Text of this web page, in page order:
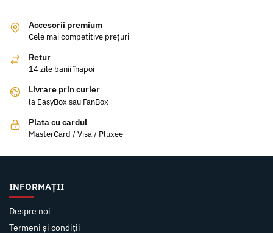
Accesorii premium
Cele mai competitive prețuri
Retur
14 zile banii înapoi
Livrare prin curier
la EasyBox sau FanBox
Plata cu cardul
MasterCard / Visa / Pluxee
INFORMAȚII
Despre noi
Termeni și condiții